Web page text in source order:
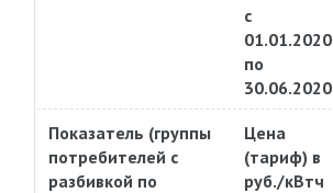
с
01.01.2020
по
30.06.2020
Показатель (группы
потребителей с
разбивкой по
Цена
(тариф) в
руб./кВтч